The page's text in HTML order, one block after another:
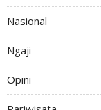
Nasional
Ngaji
Opini